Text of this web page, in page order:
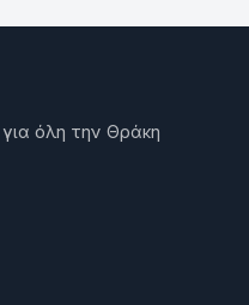
όλη την Θράκη